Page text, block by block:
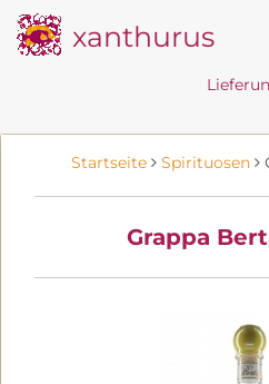
xanthurus
Startseite Spirituosen
Grappa